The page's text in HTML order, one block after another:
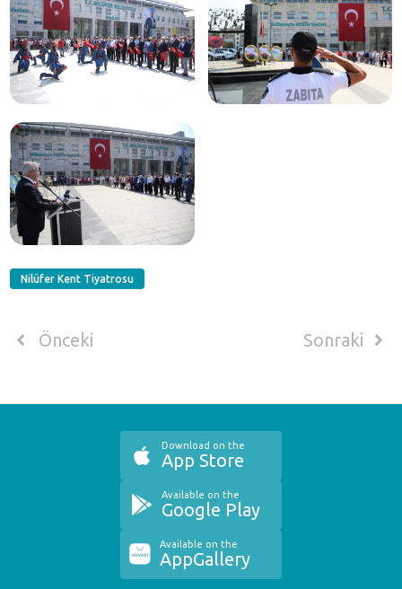
Nilüfer Kent Tiyatrosu
Önceki Sonraki
Download on the
App Store
Available on the
Google Play
Available on the
AppGallery